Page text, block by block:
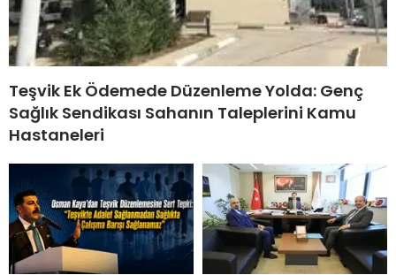
Teşvik Ek Ödemede Düzenleme Yolda: Genç
Sağlık Sendikası Sahanın Taleplerini Kamu
Hastaneleri